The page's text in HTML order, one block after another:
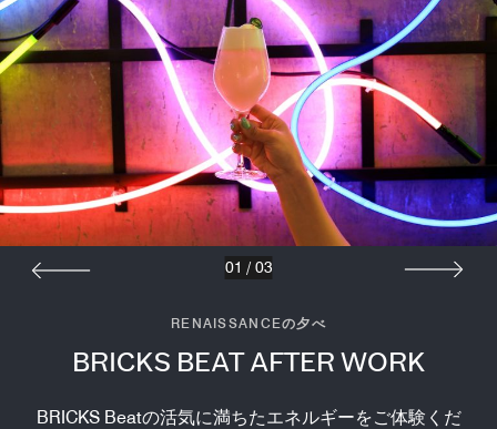
RENAISSANCEの夕べ
BRICKS BEAT AFTER WORK
BRICKS Beatの活気に満ちたエネルギーをご体験くだ
01 / 03